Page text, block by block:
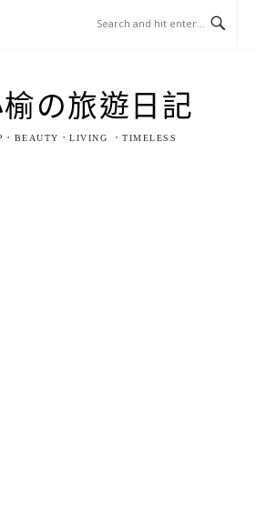
の旅遊日記
．BEAUTY．LIVING ．TIMELESS